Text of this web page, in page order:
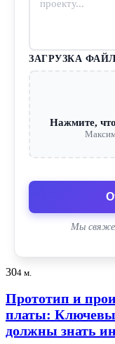
ЗАГРУЗКА
Нажмите,
Мы
304 м.
Прототип и
платы:
должны знать